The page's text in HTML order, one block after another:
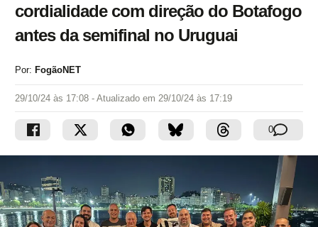
cordialidade com direção do Botafogo
antes da semifinal no Uruguai
Por: FogãoNET
29/10/24 às 17:08 - Atualizado em 29/10/24 às 17:19
0